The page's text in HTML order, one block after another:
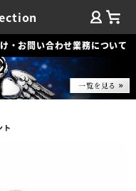
・お問い合わせ業務について
ト